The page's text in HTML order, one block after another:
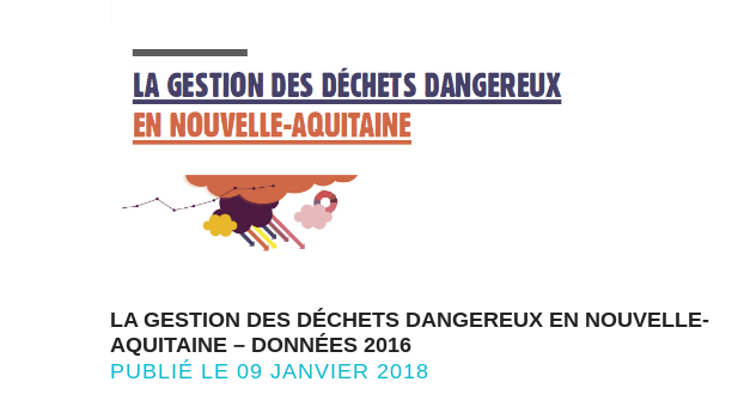
LA GESTION DES DÉCHETS DANGEREUX EN NOUVELLE-
AQUITAINE – DONNÉES 2016
PUBLIÉ LE 09 JANVIER 2018